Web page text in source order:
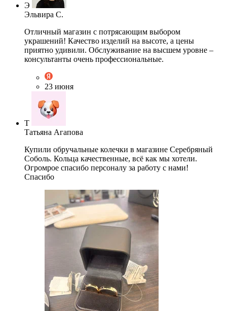
Э
Эльвира С.
Отличный магазин с потрясающим выбором
украшений! Качество изделий на высоте, а цены
приятно удивили. Обслуживание на высшем уровне –
консультанты очень профессиональные.
23 июня
Т
Татьяна Агапова
Купили обручальные колечки в магазине Серебряный
Соболь. Кольца качественные, всё как мы хотели.
Огромрое спасибо персоналу за работу с нами!
Спасибо